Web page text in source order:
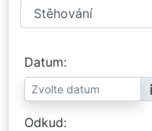
Datum
Odkud